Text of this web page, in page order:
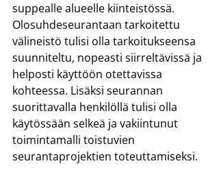
suppealle alueelle kiinteistössä.
Olosuhdeseurantaan tarkoitettu
välineistö tulisi olla tarkoitukseensa
suunniteltu, nopeasti siirreltävissä ja
helposti käyttöön otettavissa
kohteessa. Lisäksi seurannan
suorittavalla henkilöllä tulisi olla
käytössään selkeä ja vakiintunut
toimintamalli toistuvien
seurantaprojektien toteuttamiseksi.